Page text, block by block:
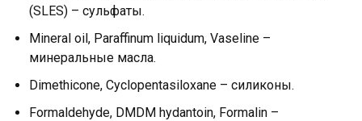
(SLES) – сульфаты.
Mineral oil, Paraffinum liquidum, Vaseline –
минеральные масла.
Dimethicone, Cyclopentasiloxane – силиконы.
Formaldehyde, DMDM hydantoin, Formalin –